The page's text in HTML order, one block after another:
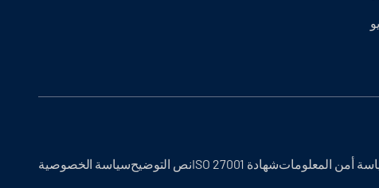
أمن المعلوماتشهادة ISO 27001 نص التوضيحسياسة الخصوصية